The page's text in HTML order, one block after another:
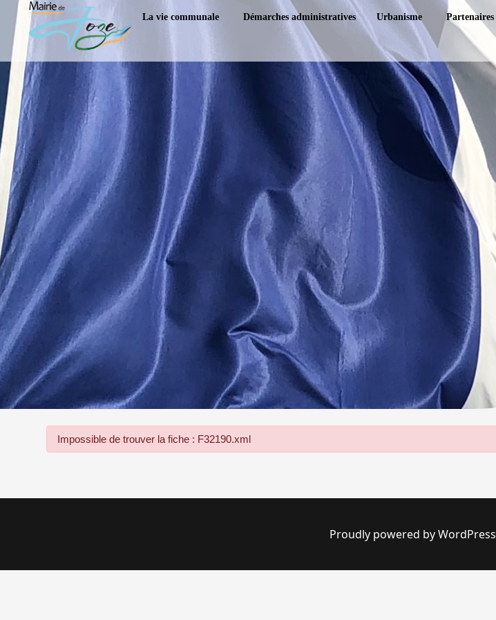
La vie communale Démarches administratives Urbanisme Partenaires
Impossible de trouver la fiche : F32190.xml
Proudly powered by WordPress